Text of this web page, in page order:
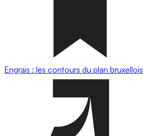
Engrais : les contours du plan bruxellois